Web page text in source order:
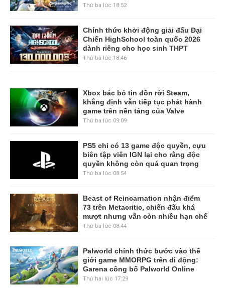
Thứ ba lúc 18:52
Chính thức khởi động giải đấu Đại
Chiến HighSchool toàn quốc 2026
dành riêng cho học sinh THPT
Thứ ba lúc 18:46
Xbox bác bỏ tin đồn rời Steam,
khẳng định vẫn tiếp tục phát hành
game trên nền tảng của Valve
Thứ ba lúc 09:09
PS5 chỉ có 13 game độc quyền, cựu
biên tập viên IGN lại cho rằng độc
quyền không còn quá quan trọng
Thứ ba lúc 08:54
Beast of Reincarnation nhận điểm
73 trên Metacritic, chiến đấu khá
mượt nhưng vẫn còn nhiều hạn chế
Thứ ba lúc 08:44
Palworld chính thức bước vào thế
giới game MMORPG trên di động:
Garena công bố Palworld Online
Thứ hai lúc 17:29